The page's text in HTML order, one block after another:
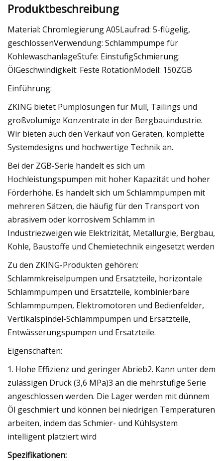
Produktbeschreibung
Material: Chromlegierung A05Laufrad: 5-flügelig,
geschlossenVerwendung: Schlammpumpe für
KohlewaschanlageStufe: EinstufigSchmierung:
ÖlGeschwindigkeit: Feste RotationModell: 150ZGB
Einführung:
ZKING bietet Pumplösungen für Müll, Tailings und
großvolumige Konzentrate in der Bergbauindustrie.
Wir bieten auch den Verkauf von Geräten, komplette
Systemdesigns und hochwertige Technik an.
Bei der ZGB-Serie handelt es sich um
Hochleistungspumpen mit hoher Kapazität und hoher
Förderhöhe. Es handelt sich um Schlammpumpen mit
mehreren Sätzen, die häufig für den Transport von
abrasivem oder korrosivem Schlamm in
Industriezweigen wie Elektrizität, Metallurgie, Bergbau,
Kohle, Baustoffe und Chemietechnik eingesetzt werden
Zu den ZKING-Produkten gehören:
Schlammkreiselpumpen und Ersatzteile, horizontale
Schlammpumpen und Ersatzteile, kombinierbare
Schlammpumpen, Elektromotoren und Bedienfelder,
Vertikalspindel-Schlammpumpen und Ersatzteile,
Entwässerungspumpen und Ersatzteile.
Eigenschaften:
1. Hohe Effizienz und geringer Abrieb2. Kann unter dem
zulässigen Druck (3,6 MPa)3 an die mehrstufige Serie
angeschlossen werden. Die Lager werden mit dünnem
Öl geschmiert und können bei niedrigen Temperaturen
arbeiten, indem das Schmier- und Kühlsystem
intelligent platziert wird
Spezifikationen: